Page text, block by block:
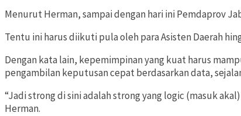
Menurut Herman, sampai dengan hari ini Pemdaprov
Tentu ini harus diikuti pula oleh para Asisten Daerah
Dengan kata lain, kepemimpinan yang kuat harus
pengambilan keputusan cepat berdasarkan data,
“Jadi strong di sini adalah strong yang logic (masuk
Herman.